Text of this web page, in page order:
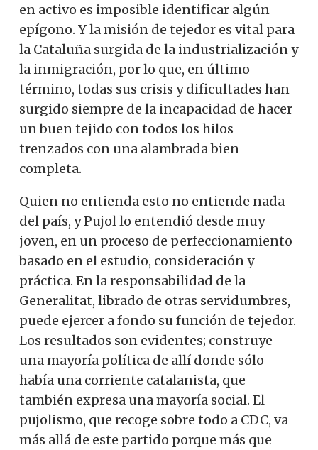
en activo es imposible identificar algún
epígono. Y la misión de tejedor es vital para
la Cataluña surgida de la industrialización y
la inmigración, por lo que, en último
término, todas sus crisis y dificultades han
surgido siempre de la incapacidad de hacer
un buen tejido con todos los hilos
trenzados con una alambrada bien
completa.
Quien no entienda esto no entiende nada
del país, y Pujol lo entendió desde muy
joven, en un proceso de perfeccionamiento
basado en el estudio, consideración y
práctica. En la responsabilidad de la
Generalitat, librado de otras servidumbres,
puede ejercer a fondo su función de tejedor.
Los resultados son evidentes; construye
una mayoría política de allí donde sólo
había una corriente catalanista, que
también expresa una mayoría social. El
pujolismo, que recoge sobre todo a CDC, va
más allá de este partido porque más que